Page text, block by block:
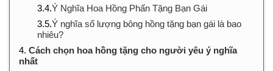
3.4.Ý Nghĩa Hoa Hồng Phấn Tặng Bạn Gái
3.5.Ý nghĩa số lượng bông hồng tặng bạn gái là bao
nhiêu?
4. Cách chọn hoa hồng tặng cho người yêu ý nghĩa
nhất